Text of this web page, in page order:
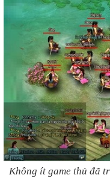
Không ít game thủ đã